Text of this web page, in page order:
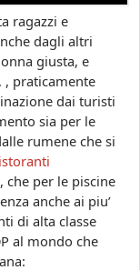
ragazzi e
dagli altri
giusta, e
, praticamente
dai turisti
sia per le
rumene che si
che per le piscine
anche ai piu’
di alta classe
al mondo che